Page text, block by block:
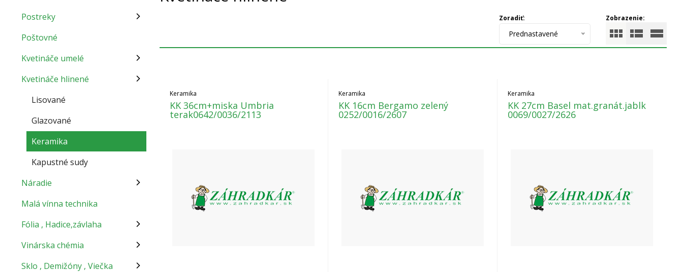
Zobrazenie:
Zoradiť:
Prednastavené
Keramika
KK 36cm+miska Umbria
terak0642/0036/2113
Keramika
KK 16cm Bergamo zelený
0252/0016/2607
Keramika
KK 27cm Basel mat.granát.jablk
0069/0027/2626
Postreky
Poštovné
Kvetináče umelé
Kvetináče hlinené
Lisované
Glazované
Keramika
Kapustné sudy
Náradie
Malá vínna technika
Fólia , Hadice,závlaha
Vinárska chémia
Sklo , Demižóny , Viečka